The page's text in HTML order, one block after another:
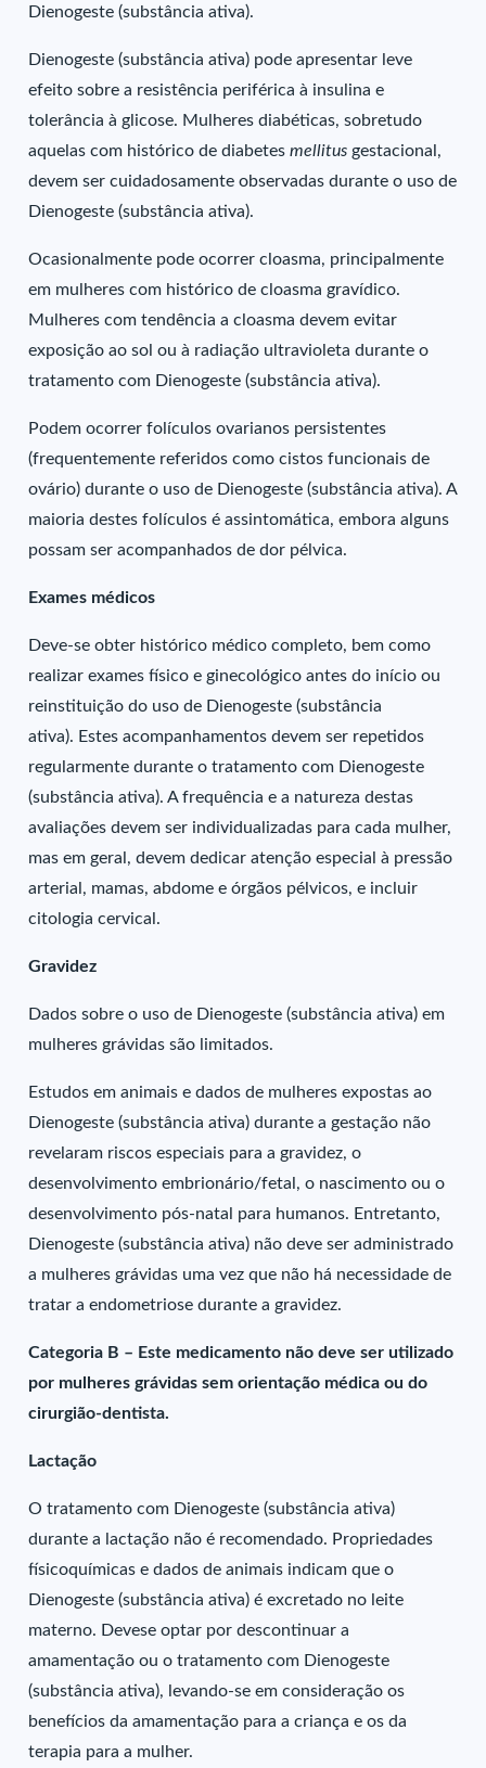
Dienogeste (substância ativa).
Dienogeste (substância ativa) pode apresentar leve
efeito sobre a resistência periférica à insulina e
tolerância à glicose. Mulheres diabéticas, sobretudo
aquelas com histórico de diabetesmellitus gestacional,
devem ser cuidadosamente observadas durante o uso de
Dienogeste (substância ativa).
Ocasionalmente pode ocorrer cloasma, principalmente
em mulheres com histórico de cloasma gravídico.
Mulheres com tendência a cloasma devem evitar
exposição ao sol ou à radiação ultravioleta durante o
tratamento com Dienogeste (substância ativa).
Podem ocorrer folículos ovarianos persistentes
(frequentemente referidos como cistos funcionais de
ovário) durante o uso de Dienogeste (substância ativa). A
maioria destes folículos é assintomática, embora alguns
possam ser acompanhados de dor pélvica.
Exames médicos
Deve-se obter histórico médico completo, bem como
realizar exames físico e ginecológico antes do início ou
reinstituição do uso de Dienogeste (substância
ativa). Estes acompanhamentos devem ser repetidos
regularmente durante o tratamento com Dienogeste
(substância ativa). A frequência e a natureza destas
avaliações devem ser individualizadas para cada mulher,
mas em geral, devem dedicar atenção especial à pressão
arterial, mamas, abdome e órgãos pélvicos, e incluir
citologia cervical.
Gravidez
Dados sobre o uso de Dienogeste (substância ativa) em
mulheres grávidas são limitados.
Estudos em animais e dados de mulheres expostas ao
Dienogeste (substância ativa) durante a gestação não
revelaram riscos especiais para a gravidez, o
desenvolvimento embrionário/fetal, o nascimento ou o
desenvolvimento pós-natal para humanos. Entretanto,
Dienogeste (substância ativa) não deve ser administrado
a mulheres grávidas uma vez que não há necessidade de
tratar a endometriose durante a gravidez.
Categoria B – Este medicamento não deve ser utilizado
por mulheres grávidas sem orientação médica ou do
cirurgião-dentista.
Lactação
O tratamento com Dienogeste (substância ativa)
durante a lactação não é recomendado. Propriedades
físicoquímicas e dados de animais indicam que o
Dienogeste (substância ativa) é excretado no leite
materno. Devese optar por descontinuar a
amamentação ou o tratamento com Dienogeste
(substância ativa), levando-se em consideração os
benefícios da amamentação para a criança e os da
terapia para a mulher.